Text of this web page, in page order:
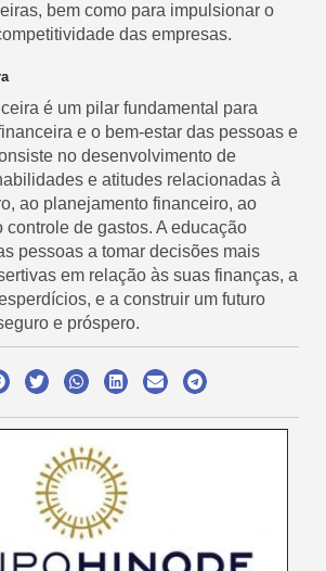
bem como para impulsionar o
das empresas.
é um pilar fundamental para
e o bem-estar das pessoas e
no desenvolvimento de
e atitudes relacionadas à
ao planejamento financeiro, ao
controle de gastos. A educação
pessoas a tomar decisões mais
em relação às suas finanças, a
e a construir um futuro
e próspero.